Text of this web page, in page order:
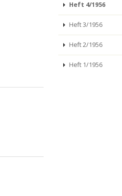
Heft 4/1956
Heft 3/1956
Heft 2/1956
Heft 1/1956